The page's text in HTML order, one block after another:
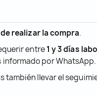
realizar la compra.
entre1 y 3 días
informado por WhatsApp.
llevar el